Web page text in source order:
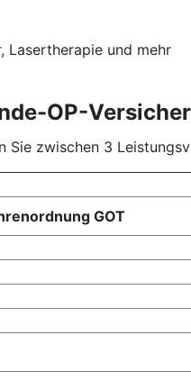
Lasertherapie und mehr
OP-
Sie zwischen 3
GOT